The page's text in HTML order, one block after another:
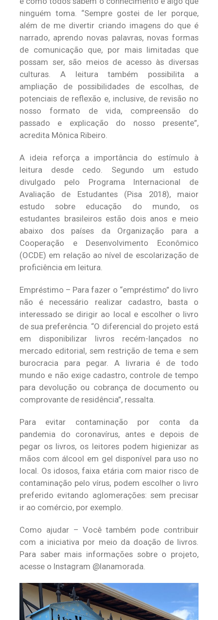
ninguém toma. “Sempre gostei de ler porque,
além de me divertir criando imagens do que é
narrado, aprendo novas palavras, novas formas
de comunicação que, por mais limitadas que
possam ser, são meios de acesso às diversas
culturas. A leitura também possibilita a
ampliação de possibilidades de escolhas, de
potenciais de reflexão e, inclusive, de revisão no
nosso formato de vida, compreensão do
passado e explicação do nosso presente”,
acredita Mônica Ribeiro.
A ideia reforça a importância do estímulo à
leitura desde cedo. Segundo um estudo
divulgado pelo Programa Internacional de
Avaliação de Estudantes (Pisa 2018), maior
estudo sobre educação do mundo, os
estudantes brasileiros estão dois anos e meio
abaixo dos países da Organização para a
Cooperação e Desenvolvimento Econômico
(OCDE) em relação ao nível de escolarização de
proficiência em leitura.
Empréstimo – Para fazer o “empréstimo” do livro
não é necessário realizar cadastro, basta o
interessado se dirigir ao local e escolher o livro
de sua preferência. “O diferencial do projeto está
em disponibilizar livros recém-lançados no
mercado editorial, sem restrição de tema e sem
burocracia para pegar. A livraria é de todo
mundo e não exige cadastro, controle de tempo
para devolução ou cobrança de documento ou
comprovante de residência”, ressalta.
Para evitar contaminação por conta da
pandemia do coronavírus, antes e depois de
pegar os livros, os leitores podem higienizar as
mãos com álcool em gel disponível para uso no
local. Os idosos, faixa etária com maior risco de
contaminação pelo vírus, podem escolher o livro
preferido evitando aglomerações: sem precisar
ir ao comércio, por exemplo.
Como ajudar – Você também pode contribuir
com a iniciativa por meio da doação de livros.
Para saber mais informações sobre o projeto,
acesse o Instagram @lanamorada.